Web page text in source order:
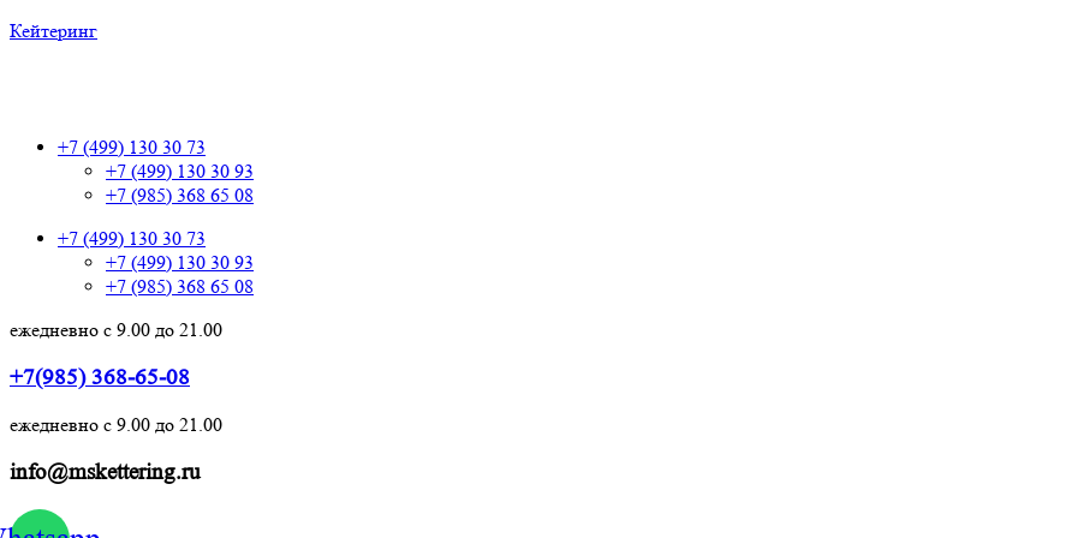
Кейтеринг
+7 (499) 130 30 73
+7 (499) 130 30 93
+7 (985) 368 65 08
+7 (499) 130 30 73
+7 (499) 130 30 93
+7 (985) 368 65 08
ежедневно с 9.00 до 21.00
+7(985) 368-65-08
ежедневно с 9.00 до 21.00
info@mskettering.ru